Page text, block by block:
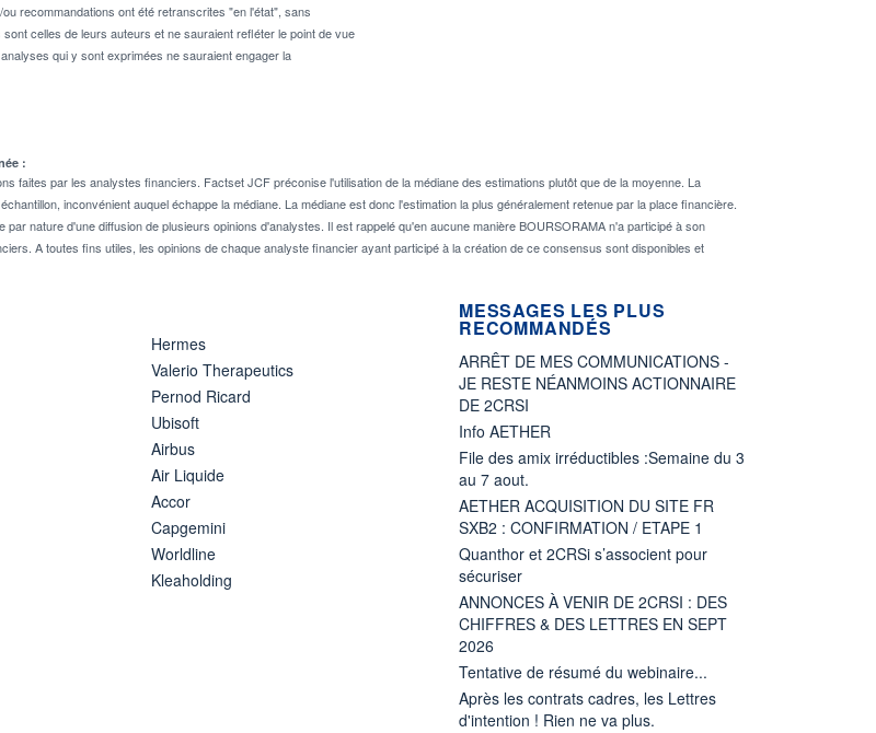
recommandations ont été retranscrites "en l'état", sans
celles de leurs auteurs et ne sauraient refléter le point de vue
qui y sont exprimées ne sauraient engager la
:
faites par les analystes financiers. Factset JCF préconise l'utilisation de la médiane des estimations plutôt que de la moyenne. La
inconvénient auquel échappe la médiane. La médiane est donc l'estimation la plus généralement retenue par la place financière.
nature d'une diffusion de plusieurs opinions d'analystes. Il est rappelé qu'en aucune manière BOURSORAMA n'a participé à son
A toutes fins utiles, les opinions de chaque analyste financier ayant participé à la création de ce consensus sont disponibles et
Hermes
Valerio Therapeutics
Pernod Ricard
Ubisoft
Airbus
Air Liquide
Accor
Capgemini
Worldline
Kleaholding
MESSAGES LES PLUS
RECOMMANDÉS
ARRÊT DE MES COMMUNICATIONS -
JE RESTE NÉANMOINS ACTIONNAIRE
DE 2CRSI
Info AETHER
File des amix irréductibles :Semaine du 3
au 7 aout.
AETHER ACQUISITION DU SITE FR
SXB2 : CONFIRMATION / ETAPE 1
Quanthor et 2CRSi s’associent pour
sécuriser
ANNONCES À VENIR DE 2CRSI : DES
CHIFFRES & DES LETTRES EN SEPT
2026
Tentative de résumé du webinaire...
Après les contrats cadres, les Lettres
d'intention ! Rien ne va plus.